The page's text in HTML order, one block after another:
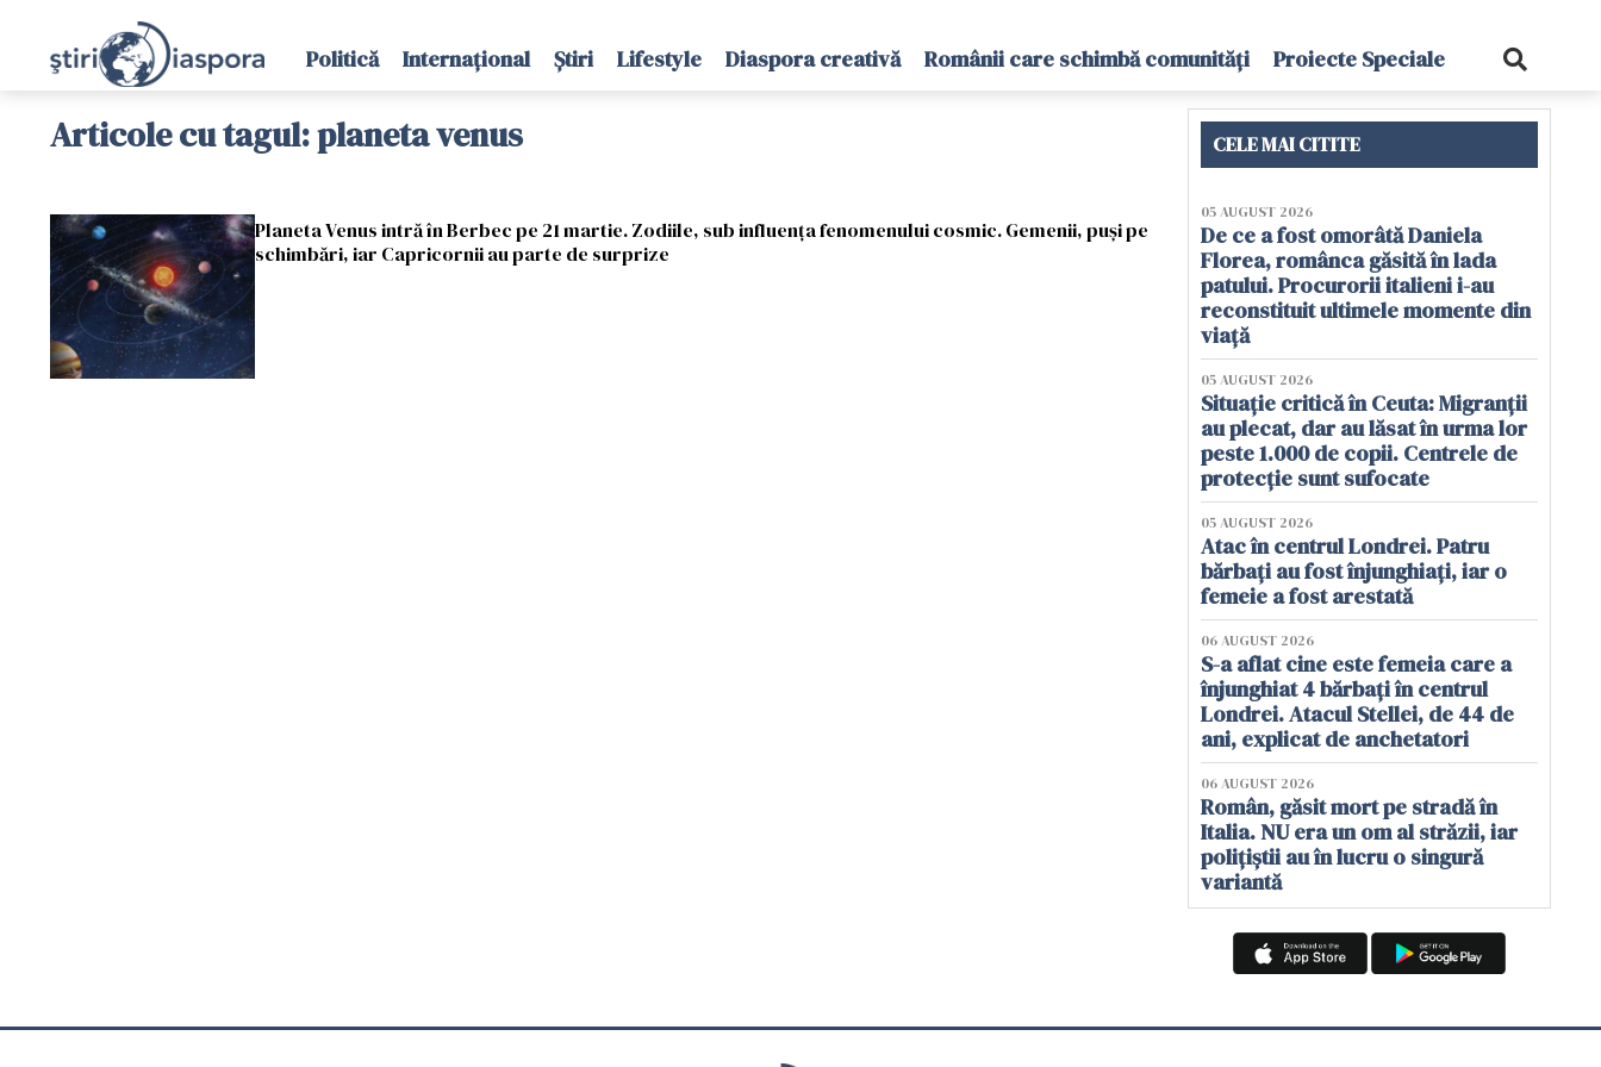
Politică Internațional Știri Lifestyle Diaspora creativă Românii care schimbă comunități Proiecte Speciale
Articole cu tagul: planeta venus
Planeta Venus intră în Berbec pe 21 martie. Zodiile, sub influența fenomenului cosmic. Gemenii, puși pe
schimbări, iar Capricornii au parte de surprize
CELE MAI CITITE
05 AUGUST 2026
De ce a fost omorâtă Daniela
Florea, românca găsită în lada
patului. Procurorii italieni i-au
reconstituit ultimele momente din
viață
05 AUGUST 2026
Situație critică în Ceuta: Migranții
au plecat, dar au lăsat în urma lor
peste 1.000 de copii. Centrele de
protecție sunt sufocate
05 AUGUST 2026
Atac în centrul Londrei. Patru
bărbați au fost înjunghiați, iar o
femeie a fost arestată
06 AUGUST 2026
S-a aflat cine este femeia care a
înjunghiat 4 bărbați în centrul
Londrei. Atacul Stellei, de 44 de
ani, explicat de anchetatori
06 AUGUST 2026
Român, găsit mort pe stradă în
Italia. NU era un om al străzii, iar
polițiștii au în lucru o singură
variantă